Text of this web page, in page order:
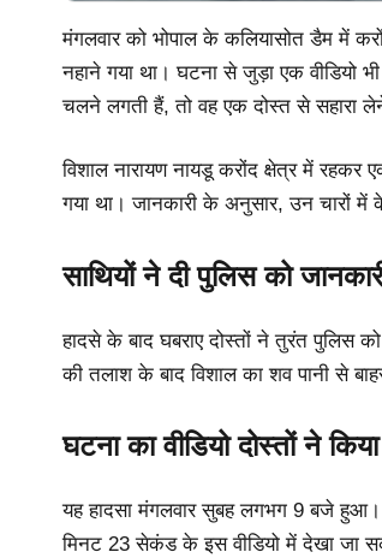
मंगलवार को भोपाल के कलियासोत डैम में
नहाने गया था। घटना से जुड़ा एक
चलने लगती हैं, तो वह एक दोस्त से सहारा
विशाल नारायण नायडू करोंद क्षेत्र में
गया था। जानकारी के अनुसार, उन चारों में
साथियों ने दी पुलिस को
हादसे के बाद घबराए दोस्तों ने तुरंत पुलिस
की तलाश के बाद विशाल का शव पानी से
घटना का वीडियो दोस्तों ने किया
यह हादसा मंगलवार सुबह लगभग 9 बजे हुआ।
मिनट 23 सेकंड के इस वीडियो में देखा जा